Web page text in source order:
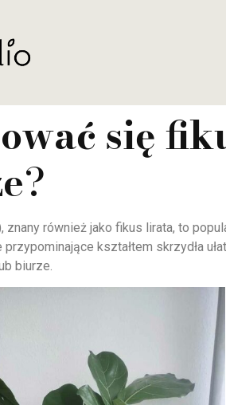
się
?
znany również jako fikus lirata, to
kształtem skrzydła
biurze.